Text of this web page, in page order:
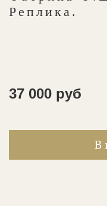
Реплика.
37 000 руб
В